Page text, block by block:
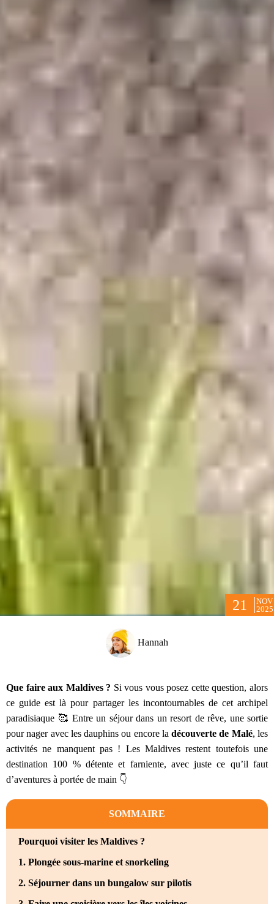
21
NOV
2025
Hannah
Que faire aux Maldives ? Si vous vous posez cette question, alors
ce guide est là pour partager les incontournables de cet archipel
paradisiaque 🥰 Entre un séjour dans un resort de rêve, une sortie
pour nager avec les dauphins ou encore ladécouverte de Malé, les
activités ne manquent pas ! Les Maldives restent toutefois une
destination 100 % détente et farniente, avec juste ce qu’il faut
d’aventures à portée de main 👇
SOMMAIRE
Pourquoi visiter les Maldives ?
1. Plongée sous-marine et snorkeling
2. Séjourner dans un bungalow sur pilotis